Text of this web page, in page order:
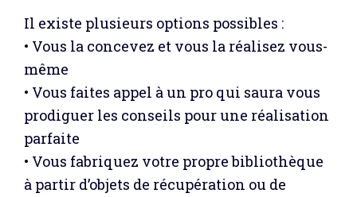
Il existe plusieurs options possibles :
• Vous la concevez et vous la réalisez vous-
même
• Vous faites appel à un pro qui saura vous
prodiguer les conseils pour une réalisation
parfaite
• Vous fabriquez votre propre bibliothèque
à partir d’objets de récupération ou de